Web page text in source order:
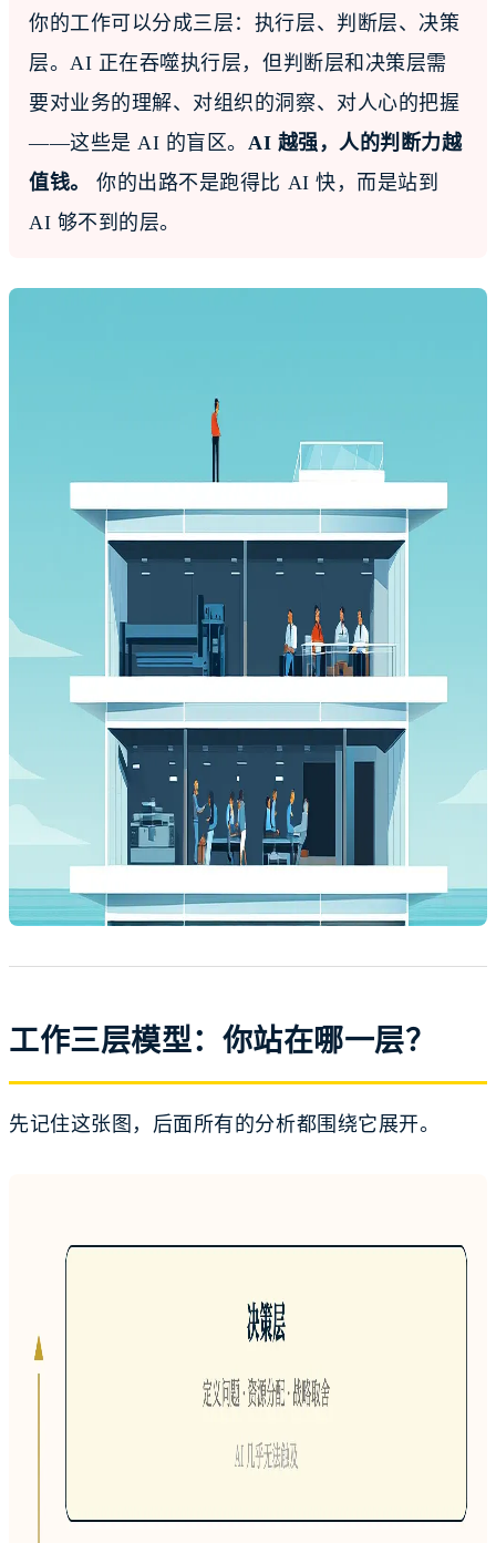
你的工作可以分成三层：执行层、判断层、决策
层。AI 正在吞噬执行层，但判断层和决策层需
要对业务的理解、对组织的洞察、对人心的把握
——这些是 AI 的盲区。AI 越强，人的判断力越
值钱。
你的出路不是跑得比 AI 快，而是站到
AI 够不到的层。
工作三层模型：你站在哪一层？
先记住这张图，后面所有的分析都围绕它展开。